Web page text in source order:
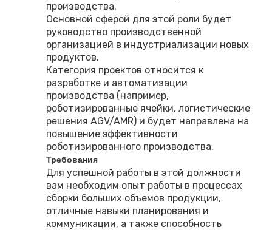
производства.
Основной сферой для этой роли будет
руководство производственной
организацией в индустриализации новых
продуктов.
Категория проектов относится к
разработке и автоматизации
производства (например,
роботизированные ячейки, логистические
решения AGV/AMR) и будет направлена на
повышение эффективности
роботизированного производства.
Требования
Для успешной работы в этой должности
вам необходим опыт работы в процессах
сборки больших объемов продукции,
отличные навыки планирования и
коммуникации, а также способность